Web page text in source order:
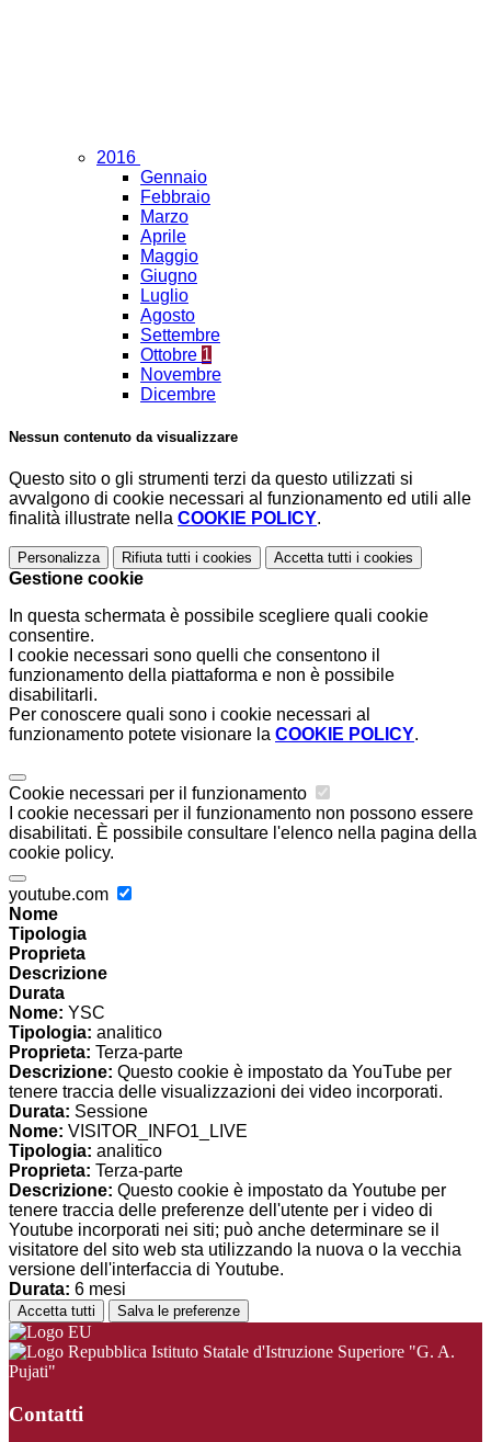
2016
Gennaio
Febbraio
Marzo
Aprile
Maggio
Giugno
Luglio
Agosto
Settembre
Ottobre 1
Novembre
Dicembre
Nessun contenuto da visualizzare
Questo sito o gli strumenti terzi da questo utilizzati si
avvalgono di cookie necessari al funzionamento ed utili alle
finalità illustrate nella COOKIE POLICY.
Personalizza Rifiuta tutti i cookies Accetta tutti i cookies
Gestione cookie
In questa schermata è possibile scegliere quali cookie
consentire.
I cookie necessari sono quelli che consentono il
funzionamento della piattaforma e non è possibile
disabilitarli.
Per conoscere quali sono i cookie necessari al
funzionamento potete visionare la COOKIE POLICY.
Cookie necessari per il funzionamento
I cookie necessari per il funzionamento non possono essere
disabilitati. È possibile consultare l'elenco nella pagina della
cookie policy.
youtube.com
Nome
Tipologia
Proprieta
Descrizione
Durata
Nome: YSC
Tipologia: analitico
Proprieta: Terza-parte
Descrizione: Questo cookie è impostato da YouTube per
tenere traccia delle visualizzazioni dei video incorporati.
Durata: Sessione
Nome: VISITOR_INFO1_LIVE
Tipologia: analitico
Proprieta: Terza-parte
Descrizione: Questo cookie è impostato da Youtube per
tenere traccia delle preferenze dell'utente per i video di
Youtube incorporati nei siti; può anche determinare se il
visitatore del sito web sta utilizzando la nuova o la vecchia
versione dell'interfaccia di Youtube.
Durata: 6 mesi
Accetta tutti Salva le preferenze
Istituto Statale d'Istruzione Superiore "G. A.
Pujati"
Contatti